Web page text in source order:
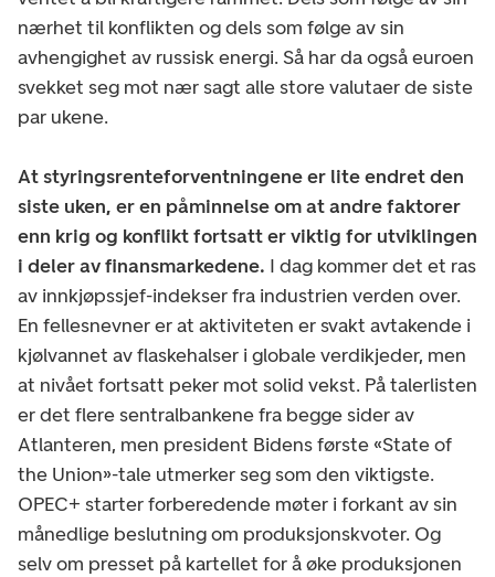
nærhet til konflikten og dels som følge av sin
avhengighet av russisk energi. Så har da også euroen
svekket seg mot nær sagt alle store valutaer de siste
par ukene.
At styringsrenteforventningene er lite endret den
siste uken, er en påminnelse om at andre faktorer
enn krig og konflikt fortsatt er viktig for utviklingen
i deler av finansmarkedene. I dag kommer det et ras
av innkjøpssjef-indekser fra industrien verden over.
En fellesnevner er at aktiviteten er svakt avtakende i
kjølvannet av flaskehalser i globale verdikjeder, men
at nivået fortsatt peker mot solid vekst. På talerlisten
er det flere sentralbankene fra begge sider av
Atlanteren, men president Bidens første «State of
the Union»-tale utmerker seg som den viktigste.
OPEC+ starter forberedende møter i forkant av sin
månedlige beslutning om produksjonskvoter. Og
selv om presset på kartellet for å øke produksjonen